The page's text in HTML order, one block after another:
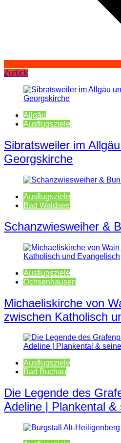
Zurück
Allgäu
Ausflugsziele
Sibratsweiler im
Georgskirche
Ausflugsziele
Bad Waldsee
Schanzwiesweiher &
Ausflugsziele
Ochsenhausen
Michaeliskirche von
zwischen Katholisch
Ausflugsziele
Bad Buchau
Die Legende des
Adeline | Plankental &